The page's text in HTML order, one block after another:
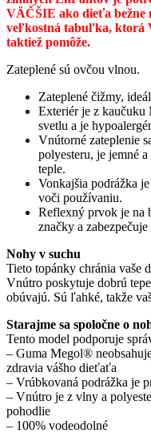
VÄČŠIE ako dieťa bežne
veľkostná tabuľka, ktorá
taktiež pomôže.
Zateplené sú ovčou vlnou.
Zateplené čižmy,
Exteriér je z
svetlu a je
Vnútorné zateplenie
polyesteru, je jemné
teple.
Vonkajšia podrážka
voči používaniu.
Reflexný prvok je na
značky a
Nohy v suchu
Tieto topánky chránia vaše
Vnútro poskytuje dobrú
obúvajú. Sú ľahké, takže
Starajme sa spoločne o
Tento model podporuje
– Guma Megol®
zdravia vášho dieťaťa
– Vrúbkovaná podrážka je
– Vnútro je z vlny a
pohodlie
– 100% vodeodolné